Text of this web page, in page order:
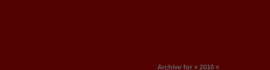
Archive for » 2010 «